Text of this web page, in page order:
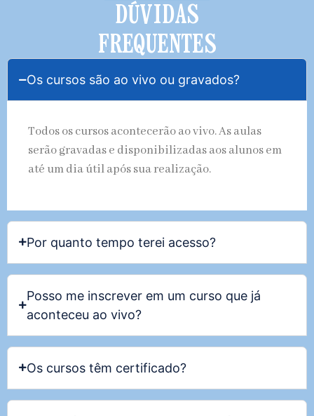
DÚVIDAS
FREQUENTES
Os cursos são ao vivo ou gravados?
Todos os cursos acontecerão ao vivo. As aulas
serão gravadas e disponibilizadas aos alunos em
até um dia útil após sua realização.
Por quanto tempo terei acesso?
Posso me inscrever em um curso que já
aconteceu ao vivo?
Os cursos têm certificado?